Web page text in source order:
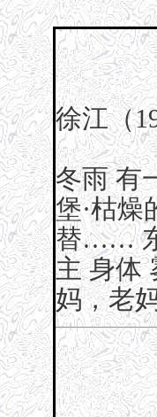
徐江（
冬雨 有
堡·枯燥
替……
主 身体
妈，老